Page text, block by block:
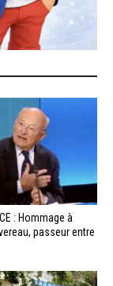
: Hommage à
passeur entre